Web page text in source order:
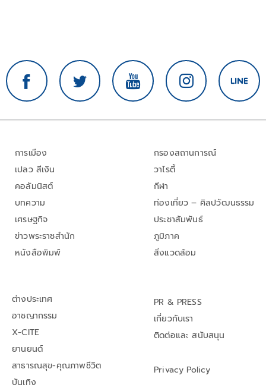
การเมือง
เปลว สีเงิน
คอลัมนิสต์
บทความ
เศรษฐกิจ
ข่าวพระราชสำนัก
หนังสือพิมพ์
กรองสถานการณ์
วาไรตี้
กีฬา
ท่องเที่ยว – ศิลปวัฒนธรรม
ประชาสัมพันธ์
ภูมิภาค
สิ่งแวดล้อม
ต่างประเทศ
อาชญากรรม
X-CITE
ยานยนต์
สาธารณสุข-คุณภาพชีวิต
บันเทิง
PR & PRESS
เกี่ยวกับเรา
ติดต่อและ สนับสนุน
Privacy Policy